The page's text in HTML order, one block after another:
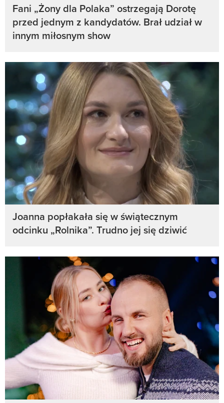
Fani „Żony dla Polaka” ostrzegają Dorotę
przed jednym z kandydatów. Brał udział w
innym miłosnym show
Joanna popłakała się w świątecznym
odcinku „Rolnika”. Trudno jej się dziwić